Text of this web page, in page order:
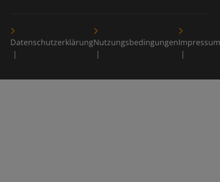
DatenschutzerklärungNutzungsbedingungenImpressum